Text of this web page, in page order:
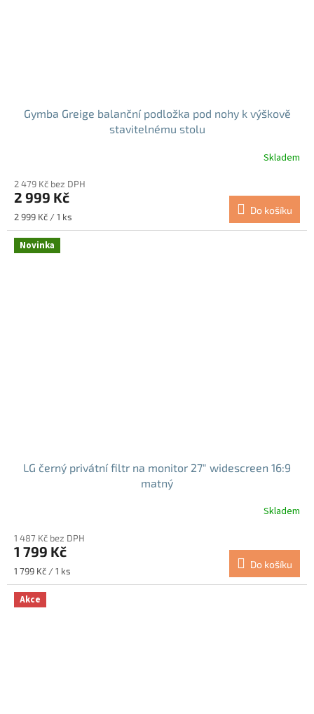
Gymba Greige balanční podložka pod nohy k výškově
stavitelnému stolu
produktu
je
5,0
5
hvězdiček.
Skladem
2 479 Kč bez DPH
2 999 Kč
Měrná
cena:
2 999 Kč / 1 ks
Do košíku
Novinka
LG černý privátní filtr na monitor 27" widescreen 16:9
matný
Skladem
1 487 Kč bez DPH
1 799 Kč
Měrná
cena:
1 799 Kč / 1 ks
Do košíku
Akce